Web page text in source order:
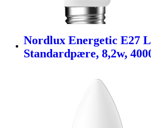
Nordlux Energetic E27
Standardpære, 8,2w,